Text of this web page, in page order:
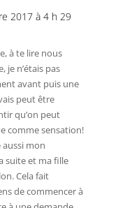
2017 à 4 h 29
à te lire nous
je n’étais pas
avant puis une
peut être
qu’on peut
comme sensation!
aussi mon
suite et ma fille
Cela fait
de commencer à